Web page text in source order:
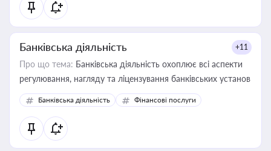
Банківська діяльність +11
Про що тема: Банківська діяльність охоплює всі аспекти
регулювання, нагляду та ліцензування банківських установ
Банківська діяльність Фінансові послуги